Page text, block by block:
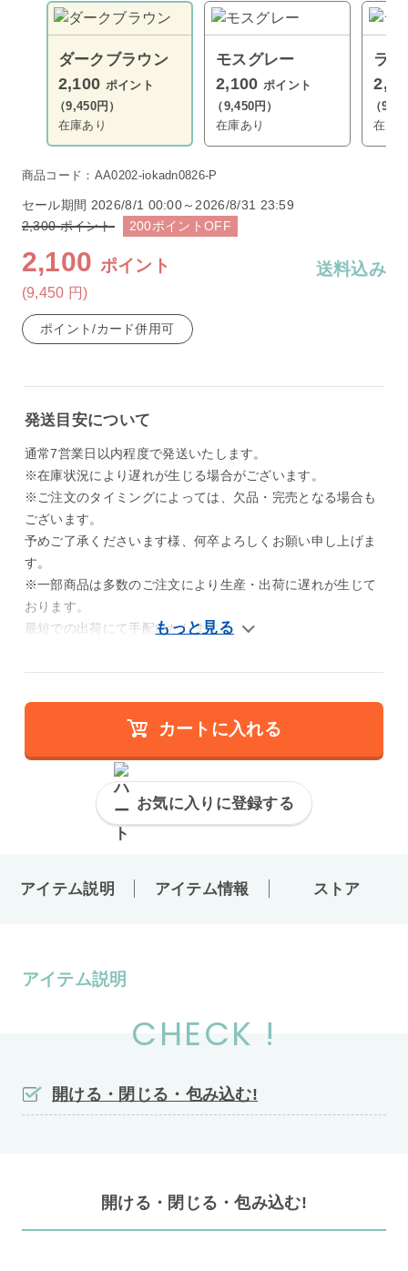
ダークブラウン
2,100 ポイント
（9,450円）
在庫あり
モスグレー
2,100 ポイント
（9,450円）
在庫あり
ラ
（
在庫
商品コード：AA0202-iokadn0826-P
セール期間 2026/8/1 00:00～2026/8/31 23:59
2,300ポイント 200ポイントOFF
2,100 ポイント
(9,450 円)
送料込み
ポイント/カード併用可
発送目安について
通常7営業日以内程度で発送いたします。
※在庫状況により遅れが生じる場合がございます。
※ご注文のタイミングによっては、欠品・完売となる場合も
ございます。
予めご了承くださいます様、何卒よろしくお願い申し上げま
す。
※一部商品は多数のご注文により生産・出荷に遅れが生じて
おります。
最短での出荷にて手配いたします。
カートに入れる
お気に入りに登録する
アイテム説明 アイテム情報 ストア
アイテム説明
CHECK !
開ける・閉じる・包み込む!
開ける・閉じる・包み込む!